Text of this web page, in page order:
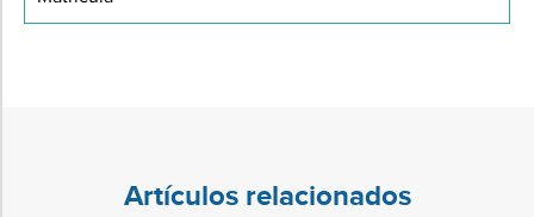
Artículos relacionados